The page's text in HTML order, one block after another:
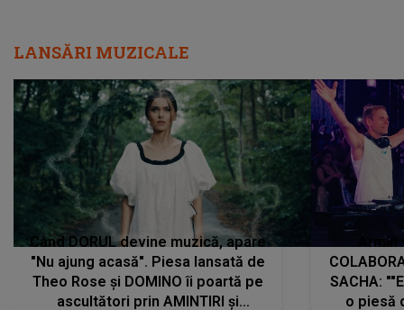
LANSĂRI MUZICALE
Când DORUL devine muzică, apare
"Nu ajung acasă". Piesa lansată de
Theo Rose și DOMINO îi poartă pe
ascultători prin AMINTIRI și
SACHA:
o piesă